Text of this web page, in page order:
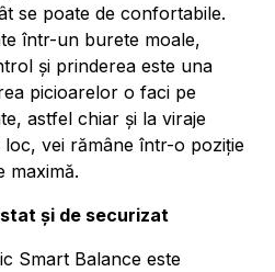
se poate de confortabile.
într-un burete moale,
și prinderea este una
picioarelor o faci pe
astfel chiar și la viraje
vei rămâne într-o poziție
maximă.
și de securizat
Smart Balance este